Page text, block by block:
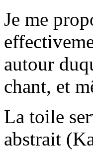
Je me
autour
chant, et
La toile
abstrait